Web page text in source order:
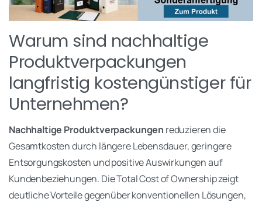
Warum sind nachhaltige
Produktverpackungen
langfristig kostengünstiger für
Unternehmen?
Nachhaltige Produktverpackungen reduzieren die
Gesamtkosten durch längere Lebensdauer, geringere
Entsorgungskosten und positive Auswirkungen auf
Kundenbeziehungen. Die Total Cost of Ownership zeigt
deutliche Vorteile gegenüber konventionellen Lösungen,